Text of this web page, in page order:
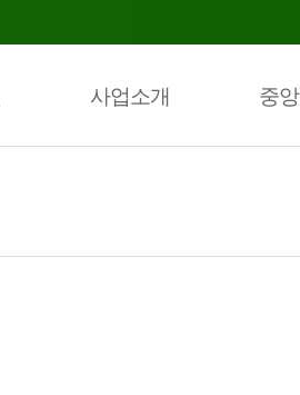
사업소개 중